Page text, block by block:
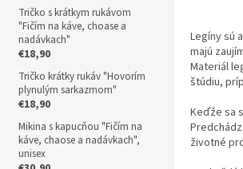
Tričko s krátkym rukávom
"Fičím na káve, choase a
nadávkach"
€18,90
Tričko krátky rukáv "Hovorím
plynulým sarkazmom"
€18,90
Mikina s kapucňou "Fičím na
káve, chaose a nadávkach",
unisex
Legíny sú
majú
Materiál
štúdiu,
Keďže sa
životné